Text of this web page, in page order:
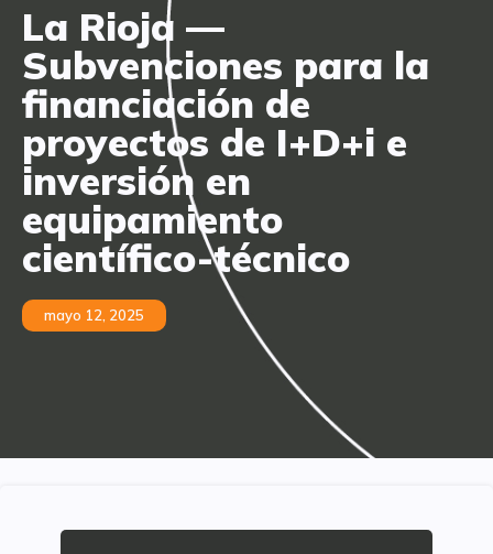
La Rioja —
Subvenciones para la
financiación de
proyectos de I+D+i e
inversión en
equipamiento
científico-técnico
mayo 12, 2025